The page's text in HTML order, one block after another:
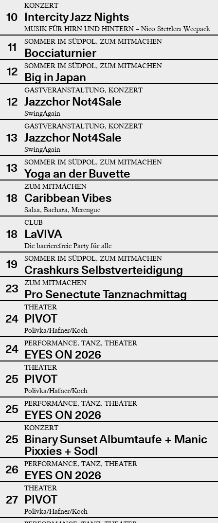
10
KONZERT
Intercity Jazz Nights
MUSIK FÜR HIRN UND HINTERN – Nico Stettlers Weepack
11 SOMMER IM SÜDPOL, ZUM MITMACHEN
Bocciaturnier
12
SOMMER IM SÜDPOL, ZUM MITMACHEN
Big in Japan
12
GASTVERANSTALTUNG, KONZERT
Jazzchor Not4Sale
SwingAgain
13
GASTVERANSTALTUNG, KONZERT
Jazzchor Not4Sale
SwingAgain
13 SOMMER IM SÜDPOL, ZUM MITMACHEN
Yoga an der Buvette
18
ZUM MITMACHEN
Caribbean Vibes
Salsa, Bachata, Merengue
18
CLUB
LaVIVA
Die barrierefreie Party für alle
19 SOMMER IM SÜDPOL, ZUM MITMACHEN
Crashkurs Selbstverteidigung
23
ZUM MITMACHEN
Pro Senectute Tanznachmittag
24
THEATER
PIVOT
Polivka/Hafner/Koch
24 PERFORMANCE, TANZ, THEATER
EYES ON 2026
25
THEATER
PIVOT
Polivka/Hafner/Koch
25 PERFORMANCE, TANZ, THEATER
EYES ON 2026
25
KONZERT
Binary Sunset Albumtaufe + Manic
Pixxies + Sodl
26
PERFORMANCE, TANZ, THEATER
EYES ON 2026
27
THEATER
PIVOT
Polivka/Hafner/Koch